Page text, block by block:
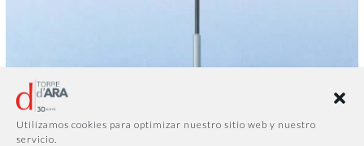
Utilizamos cookies para optimizar nuestro sitio web y nuestro
servicio.